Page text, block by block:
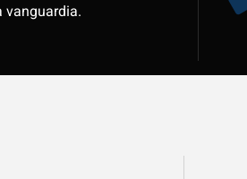
vanguardia.